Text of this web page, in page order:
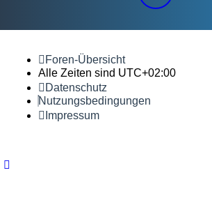
Foren-Übersicht
Alle Zeiten sind UTC+02:00
Datenschutz
Nutzungsbedingungen
Impressum